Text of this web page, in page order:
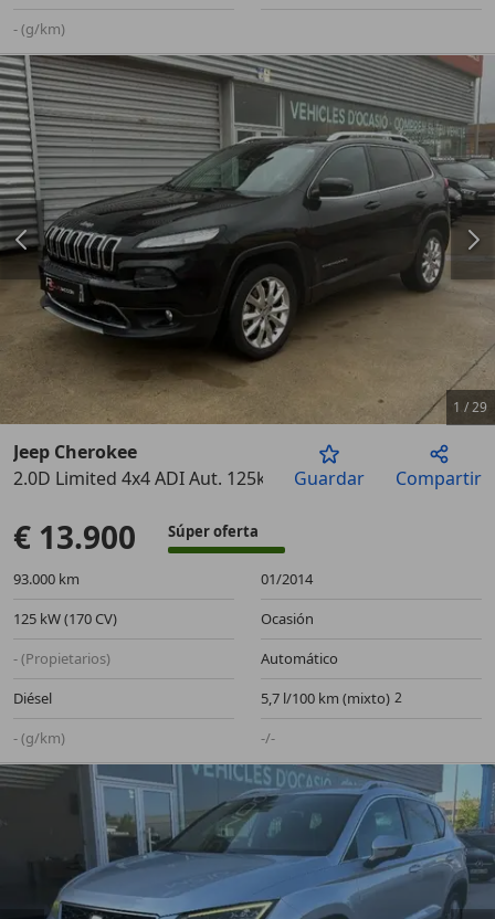
- (g/km)
Anterior
1 /29
Jeep Cherokee
2.0D Limited 4x4 ADI Aut. 125kW
Guardar Compartir
€ 13.900 Súper oferta
93.000 km
01/2014
125 kW (170 CV)
Ocasión
- (Propietarios)
Automático
Diésel
5,7 l/100 km (mixto)
- (g/km)
-/-